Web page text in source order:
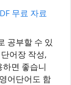
공부할 수 있
어장 작성,
면 좋습니
어단어도 함